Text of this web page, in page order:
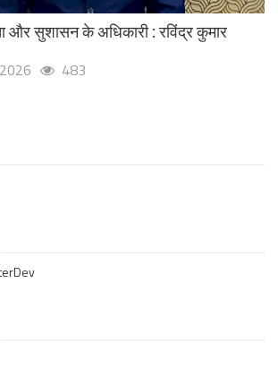
सुशासन के अधिकारी : रविंद्र कुमार
483